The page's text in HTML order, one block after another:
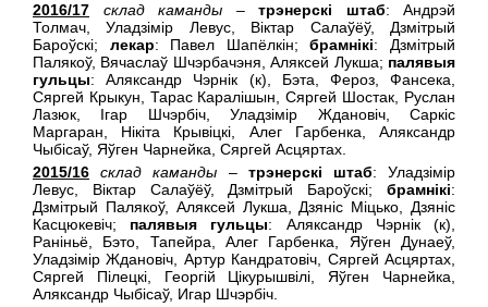
2016/17
склад каманды – трэнерскі штаб: Андрэй
Толмач, Уладзімір Левус, Віктар Салаўёў, Дзмітрый
Бароўскі; лекар: Павел Шапёлкін;брамнікі: Дзмітрый
Палякоў, Вячаслаў Шчэрбачэня, Аляксей Лукша; палявыя
гульцы: Аляксандр Чэрнік (к), Бэта, Фероз, Фансека,
Сяргей Крыкун, Тарас Каралішын, Сяргей Шостак, Руслан
Лазюк, Ігар Шчэрбіч, Уладзімір Ждановіч, Саркіс
Маргаран, Нікіта Крывіцкі, Алег Гарбенка, Аляксандр
Чыбісаў, Яўген Чарнейка, Сяргей Асцяртах.
2015/16 склад каманды – трэнерскі штаб: Уладзімір
Левус, Віктар Салаўёў, Дзмітрый Бароўскі; брамнікі:
Дзмітрый Палякоў, Аляксей Лукша, Дзянiс Мiцько, Дзяніс
Касцюкевіч; палявыя гульцы: Аляксандр Чэрнік (к),
Раніньё, Бэто, Тапейра, Алег Гарбенка, Яўген Дунаеў,
Уладзімір Ждановіч, Артур Кандратовiч, Сяргей Асцяртах,
Сяргей Пілецкі, Георгiй Цiкурышвiлi, Яўген Чарнейка,
Аляксандр Чыбісаў, Игар Шчэрбіч.